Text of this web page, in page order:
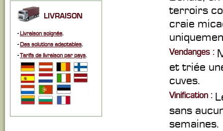
LIVRAISON
-Livraison soignée.
-Des solutions adaptables.
-Tarifs de livraison par pays.
terroirs
craie
Vendanges :
et triée
cuves.
Vinification :
sans
semaines.